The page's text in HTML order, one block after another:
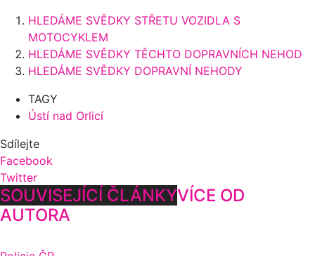
HLEDÁME SVĚDKY STŘETU VOZIDLA S
MOTOCYKLEM
HLEDÁME SVĚDKY TĚCHTO DOPRAVNÍCH NEHOD
HLEDÁME SVĚDKY DOPRAVNÍ NEHODY
TAGY
Ústí nad Orlicí
Sdílejte
Facebook
Twitter
SOUVISEJÍCÍ ČLÁNKYVÍCE OD
AUTORA